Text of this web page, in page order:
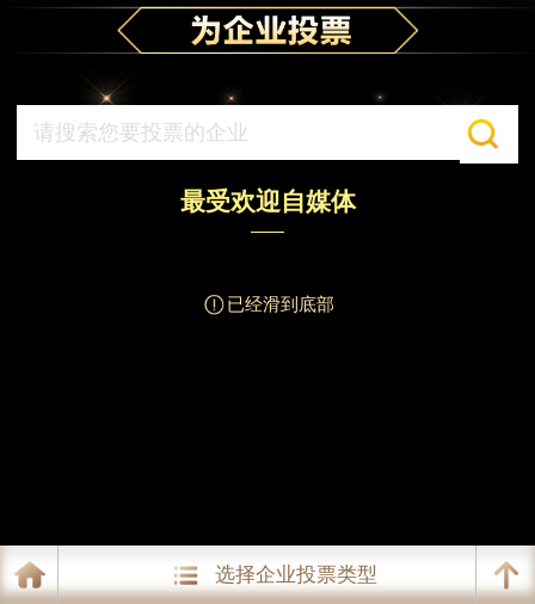
最受欢迎自媒体
已经滑到底部
选择企业投票类型